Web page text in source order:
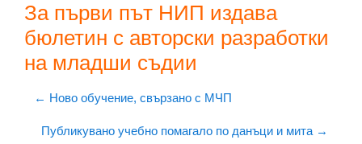
За първи път НИП издава
бюлетин с авторски разработки
на младши съдии
← Ново обучение, свързано с МЧП
Публикувано учебно помагало по данъци и мита →